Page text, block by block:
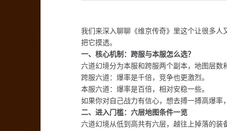
我们来深入聊聊《维京传奇》里这个让很多人
把它摸透。
一、核心机制：跨服与本服怎么选？
六道幻境分为‌本服‌和‌跨服‌两个副本，地图层
‌跨服六道‌：爆率是千倍，竞争也更激烈。
‌本服六道‌：爆率是百倍，相对安稳一些。
如果你对自己战力有信心，想去搏一搏高爆
二、进入门槛：六层地图条件一览
六道幻境从低到高共有六层，越往上掉落的